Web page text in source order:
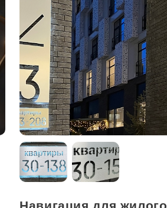
Навигация для жилого